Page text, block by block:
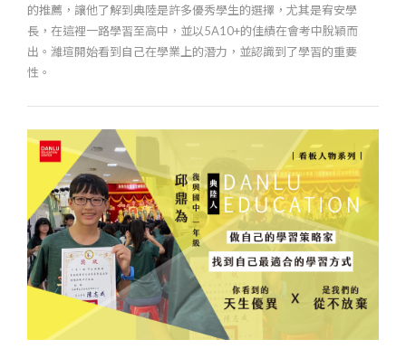
的推薦，讓他了解到典陸是許多優秀學生的選擇，尤其是宥安學
長，在這裡一路學習至高中，並以5A10+的佳績在會考中脫穎而
出。濰瑄開始看到自己在學業上的潛力，並認識到了學習的重要
性。